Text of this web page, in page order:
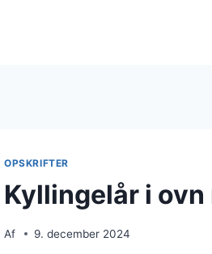
OPSKRIFTER
Kyllingelår i
Af 9. december 2024